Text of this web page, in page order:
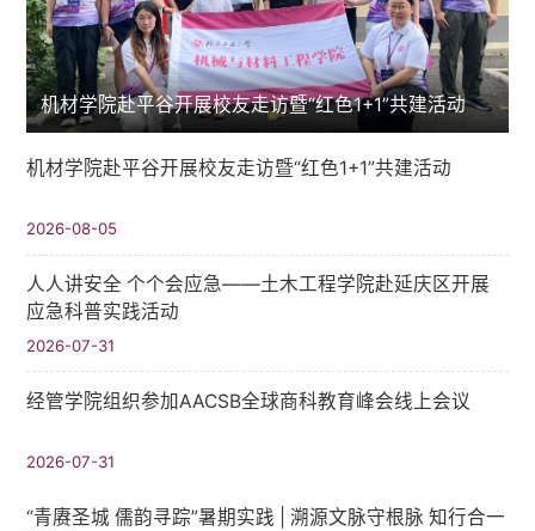
机材学院赴平谷开展校友走访暨“红色1+1”共建活动
机材学院赴平谷开展校友走访暨“红色1+1”共建活动
2026-08-05
人人讲安全 个个会应急——土木工程学院赴延庆区开展
应急科普实践活动
2026-07-31
经管学院组织参加AACSB全球商科教育峰会线上会议
2026-07-31
“青赓圣城 儒韵寻踪”暑期实践​ | 溯源文脉守根脉 知行合一